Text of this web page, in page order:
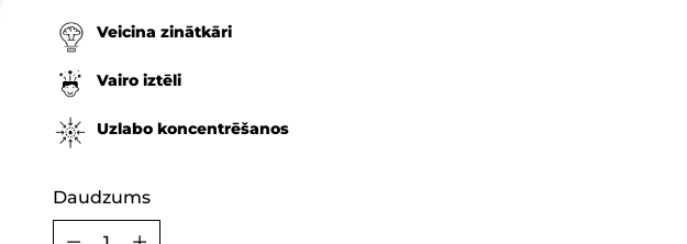
Veicina zinātkāri
Vairo iztēli
Uzlabo koncentrēšanos
Daudzums
Daudzums